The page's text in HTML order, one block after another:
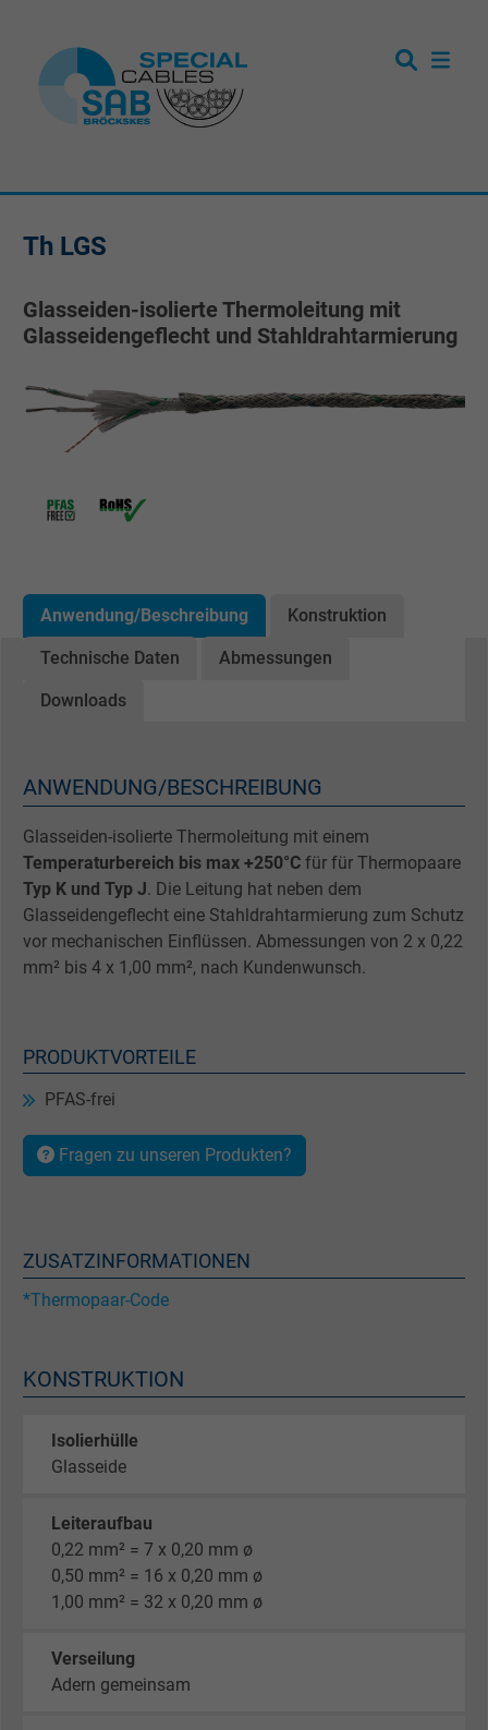
Th LGS
Glasseiden-isolierte Thermoleitung mit
Glasseidengeflecht und Stahldrahtarmierung
Anwendung/Beschreibung Konstruktion
Technische Daten Abmessungen
Downloads
ANWENDUNG/BESCHREIBUNG
Glasseiden-isolierte Thermoleitung mit einem
Temperaturbereich bis max +250°C für für Thermopaare
Typ K und Typ J. Die Leitung hat neben dem
Glasseidengeflecht eine Stahldrahtarmierung zum Schutz
vor mechanischen Einflüssen. Abmessungen von 2 x 0,22
mm² bis 4 x 1,00 mm², nach Kundenwunsch.
PRODUKTVORTEILE
PFAS-frei
Fragen zu unseren Produkten?
ZUSATZINFORMATIONEN
*Thermopaar-Code
KONSTRUKTION
Isolierhülle
Glasseide
Leiteraufbau
0,22 mm² = 7 x 0,20 mm ø
0,50 mm² = 16 x 0,20 mm ø
1,00 mm² = 32 x 0,20 mm ø
Verseilung
Adern gemeinsam